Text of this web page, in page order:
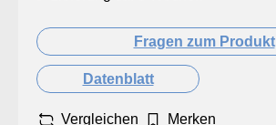
Fragen zum Produkt
Datenblatt
Vergleichen Merken